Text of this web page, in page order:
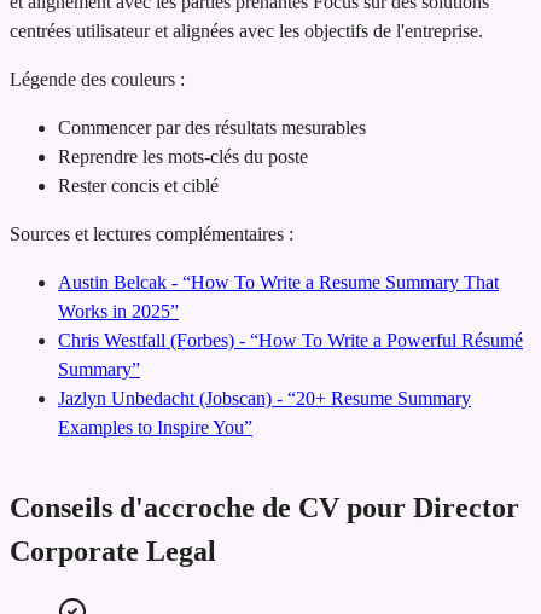
centrées utilisateur et alignées avec les objectifs de l'entreprise.
Légende des couleurs :
Commencer par des résultats mesurables
Reprendre les mots-clés du poste
Rester concis et ciblé
Sources et lectures complémentaires :
Austin Belcak - “How To Write a Resume Summary That
Works in 2025”
Chris Westfall (Forbes) - “How To Write a Powerful Résumé
Summary”
Jazlyn Unbedacht (Jobscan) - “20+ Resume Summary
Examples to Inspire You”
Conseils d'accroche de CV pour Director
Corporate Legal